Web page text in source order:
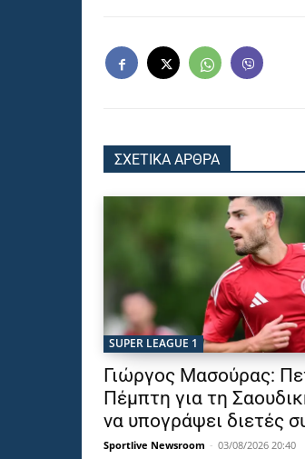
ΣΧΕΤΙΚΑ ΑΡΘΡΑ
SUPER LEAGUE 1
Γιώργος Μασούρας:
Πέμπτη για τη
να υπογράψει διετές
Sportlive Newsroom - 03/08/2026 20:40